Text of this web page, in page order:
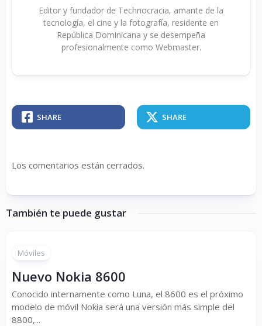
Editor y fundador de Technocracia, amante de la
tecnología, el cine y la fotografía, residente en
República Dominicana y se desempeña
profesionalmente como Webmaster.
SHARE SHARE
Los comentarios están cerrados.
También te puede gustar
Móviles
Nuevo Nokia 8600
Conocido internamente como Luna, el 8600 es el próximo
modelo de móvil Nokia será una versión más simple del
8800,...